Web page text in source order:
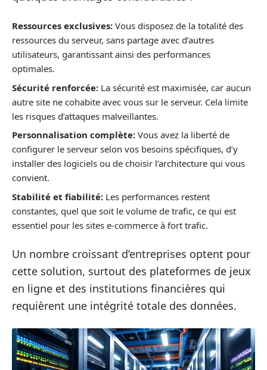
Ressources exclusives: Vous disposez de la totalité des
ressources du serveur, sans partage avec d’autres
utilisateurs, garantissant ainsi des performances
optimales.
Sécurité renforcée: La sécurité est maximisée, car aucun
autre site ne cohabite avec vous sur le serveur. Cela limite
les risques d’attaques malveillantes.
Personnalisation complète: Vous avez la liberté de
configurer le serveur selon vos besoins spécifiques, d’y
installer des logiciels ou de choisir l’architecture qui vous
convient.
Stabilité et fiabilité: Les performances restent
constantes, quel que soit le volume de trafic, ce qui est
essentiel pour les sites e-commerce à fort trafic.
Un nombre croissant d’entreprises optent pour
cette solution, surtout des plateformes de jeux
en ligne et des institutions financières qui
requièrent une intégrité totale des données.